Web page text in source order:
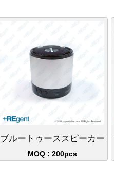
ブルートゥーススピーカー
MOQ : 200pcs